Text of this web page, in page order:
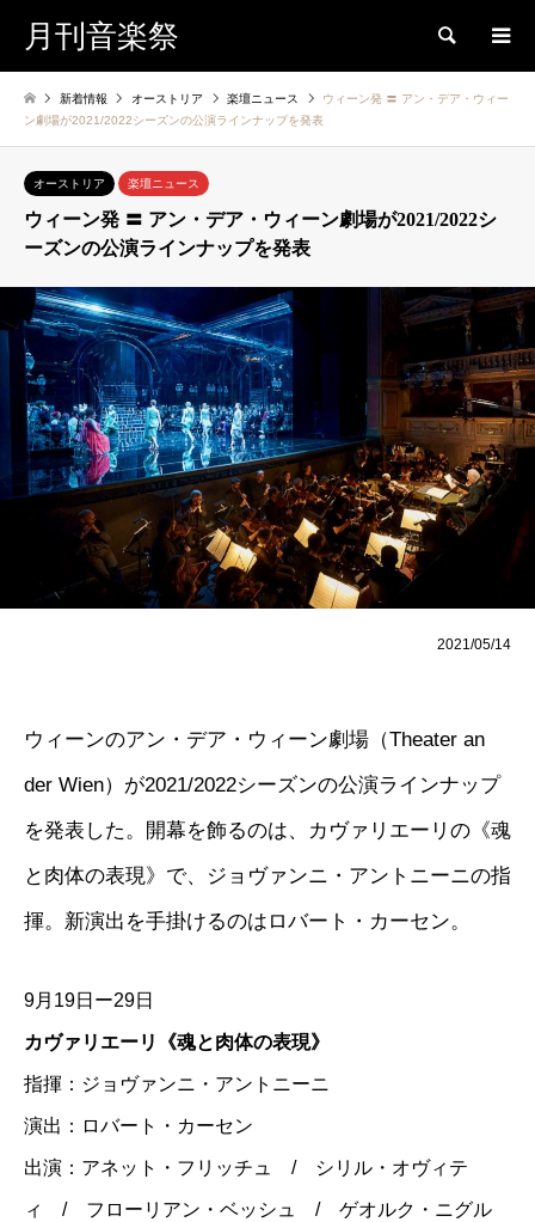
月刊音楽祭 検索
新着情報 オーストリア 楽壇ニュース
ウィーン発 〓 アン・デア・ウィー
ン劇場が2021/2022シーズンの公演ラインナップを発表
オーストリア 楽壇ニュース
ウィーン発 〓 アン・デア・ウィーン劇場が2021/2022シ
ーズンの公演ラインナップを発表
2021/05/14
ウィーンのアン・デア・ウィーン劇場（Theater an
der Wien）が2021/2022シーズンの公演ラインナップ
を発表した。開幕を飾るのは、カヴァリエーリの《魂
と肉体の表現》で、ジョヴァンニ・アントニーニの指
揮。新演出を手掛けるのはロバート・カーセン。
9月19日ー29日
カヴァリエーリ《魂と肉体の表現》
指揮：ジョヴァンニ・アントニーニ
演出：ロバート・カーセン
出演：アネット・フリッチュ / シリル・オヴィテ
ィ / フローリアン・ベッシュ / ゲオルク・ニグル